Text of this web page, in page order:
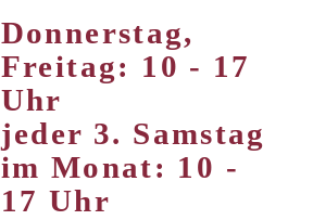
Donnerstag,
Freitag: 10 - 17
Uhr
jeder 3. Samstag
im Monat: 10 -
17 Uhr